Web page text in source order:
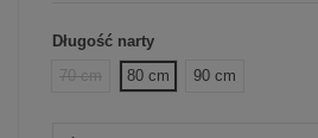
Długość narty
70 cm
80 cm 90 cm